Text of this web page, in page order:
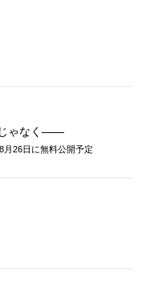
ゃなく――
月26日 に無料公開予定